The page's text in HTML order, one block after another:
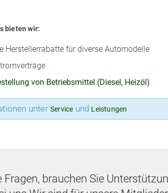
bieten wir:
Herstellerrabatte für diverse Automodelle
von Betriebsmittel (Diesel, Heizöl)
unter Service und Leistungen
Fragen, brauchen Sie